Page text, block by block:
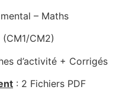
– Maths
CM2)
d’activité + Corrigés
: 2 Fichiers PDF